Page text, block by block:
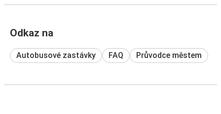
Odkaz na
Autobusové zastávky FAQ Průvodce městem